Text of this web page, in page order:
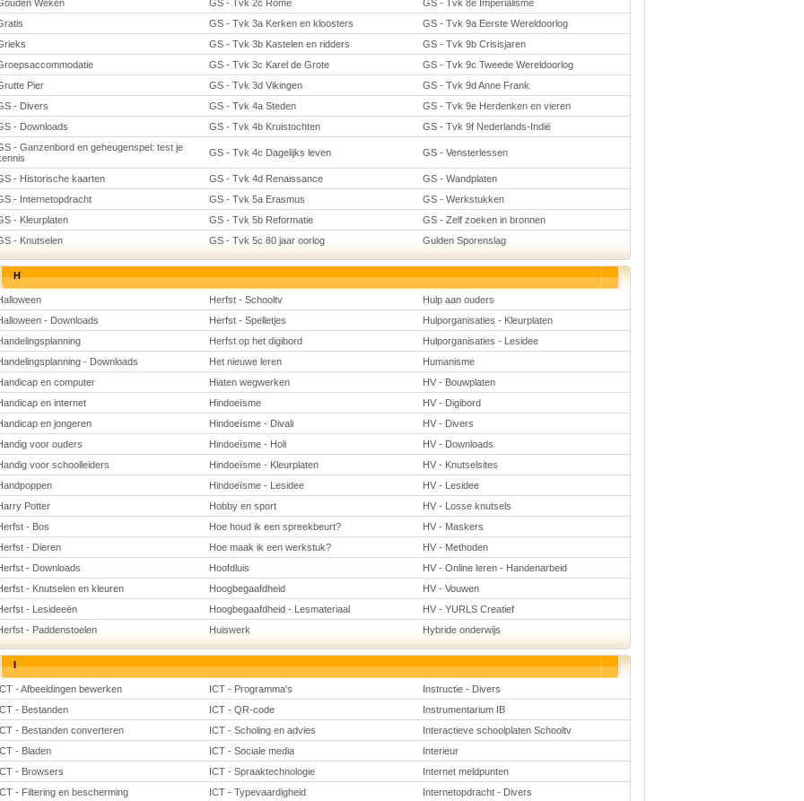
Weken
GS - Tvk 2c Rome
GS - Tvk 8e Imperialisme
GS - Tvk 3a Kerken en kloosters
GS - Tvk 9a Eerste Wereldoorlog
GS - Tvk 3b Kastelen en ridders
GS - Tvk 9b Crisisjaren
GS - Tvk 3c Karel de Grote
GS - Tvk 9c Tweede Wereldoorlog
Pier
GS - Tvk 3d Vikingen
GS - Tvk 9d Anne Frank
- Divers
GS - Tvk 4a Steden
GS - Tvk 9e Herdenken en vieren
- Downloads
GS - Tvk 4b Kruistochten
GS - Tvk 9f Nederlands-Indië
- Ganzenbord en geheugenspel: test je
GS - Tvk 4c Dagelijks leven GS - Vensterlessen
- Historische kaarten GS - Tvk 4d Renaissance
GS - Wandplaten
- Internetopdracht
GS - Tvk 5a Erasmus
GS - Werkstukken
- Kleurplaten
GS - Tvk 5b Reformatie
GS - Zelf zoeken in bronnen
- Knutselen
GS - Tvk 5c 80 jaar oorlog Gulden Sporenslag
H
Herfst - Schooltv
Hulp aan ouders
- Downloads
Herfst - Spelletjes
Hulporganisaties - Kleurplaten
Herfst op het digibord
Hulporganisaties - Lesidee
- Downloads
Het nieuwe leren
Humanisme
en computer
Hiaten wegwerken
HV - Bouwplaten
en internet
Hindoeïsme
HV - Digibord
en jongeren
Hindoeïsme - Divali
HV - Divers
voor ouders
Hindoeïsme - Holi
HV - Downloads
voor schoolleiders
Hindoeïsme - Kleurplaten
HV - Knutselsites
Hindoeïsme - Lesidee
HV - Lesidee
Potter
Hobby en sport
HV - Losse knutsels
- Bos
Hoe houd ik een spreekbeurt?
HV - Maskers
- Dieren
Hoe maak ik een werkstuk?
HV - Methoden
- Downloads
Hoofdluis
HV - Online leren - Handenarbeid
- Knutselen en kleuren
Hoogbegaafdheid
HV - Vouwen
- Lesideeën
Hoogbegaafdheid - Lesmateriaal
HV - YURLS Creatief
- Paddenstoelen
Huiswerk Hybride onderwijs
I
- Afbeeldingen bewerken ICT - Programma's
Instructie - Divers
- Bestanden
ICT - QR-code
Instrumentarium IB
- Bestanden converteren
ICT - Scholing en advies
Interactieve schoolplaten Schooltv
- Bladen
ICT - Sociale media
Interieur
- Browsers
ICT - Spraaktechnologie
Internet meldpunten
- Filtering en bescherming
ICT - Typevaardigheid Internetopdracht - Divers